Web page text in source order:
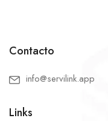
Contacto
info@servilink.app
Links